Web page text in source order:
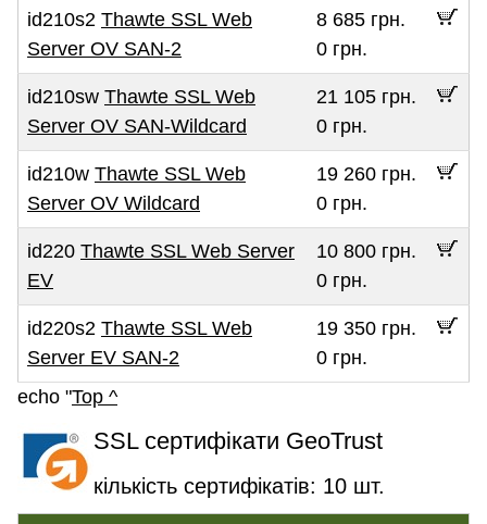
id210s2 Thawte SSL Web
Server OV SAN-2
8 685 грн.
0 грн.
id210sw Thawte SSL Web
Server OV SAN-Wildcard
21 105 грн.
0 грн.
id210w Thawte SSL Web
Server OV Wildcard
19 260 грн.
0 грн.
id220 Thawte SSL Web Server
EV
10 800 грн.
0 грн.
id220s2 Thawte SSL Web
Server EV SAN-2
19 350 грн.
0 грн.
echo "Top ^
SSL сертифікати GeoTrust
кількість сертифікатів: 10 шт.